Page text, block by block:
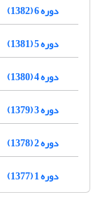
دوره 6 (1382)
دوره 5 (1381)
دوره 4 (1380)
دوره 3 (1379)
دوره 2 (1378)
دوره 1 (1377)